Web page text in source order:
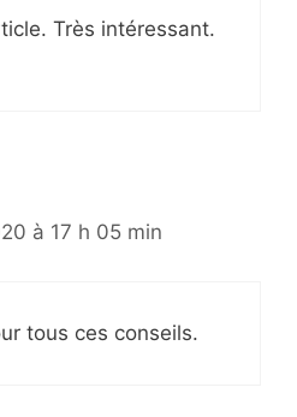
Très intéressant.
à 17 h 05 min
tous ces conseils.